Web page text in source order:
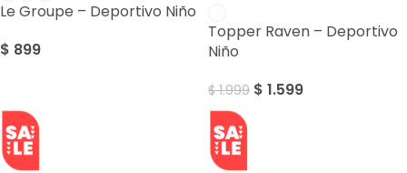
Le Groupe – Deportivo Niño
$ 899
Topper Raven – Deportivo
Niño
$1.999 $ 1.599